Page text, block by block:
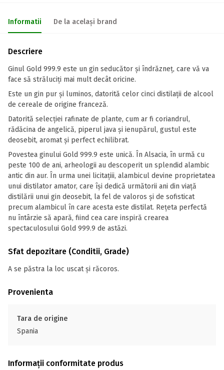
Informatii De la același brand
Descriere
Ginul Gold 999.9 este un gin seducător și îndrăzneț, care vă va
face să străluciți mai mult decât oricine.
Este un gin pur și luminos, datorită celor cinci distilații de alcool
de cereale de origine franceză.
Datorită selecției rafinate de plante, cum ar fi coriandrul,
rădăcina de angelică, piperul java și ienupărul, gustul este
deosebit, aromat și perfect echilibrat.
Povestea ginului Gold 999.9 este unică. În Alsacia, în urmă cu
peste 100 de ani, arheologii au descoperit un splendid alambic
antic din aur. În urma unei licitaţiii, alambicul devine proprietatea
unui distilator amator, care îşi dedică următorii ani din viaţă
distilării unui gin deosebit, la fel de valoros şi de sofisticat
precum alambicul în care acesta este distilat. Reţeta perfectă
nu întârzie să apară, fiind cea care inspiră crearea
spectaculosului Gold 999.9 de astăzi.
Sfat depozitare (Conditii, Grade)
A se păstra la loc uscat și răcoros.
Provenienta
Tara de origine
Spania
Informații conformitate produs